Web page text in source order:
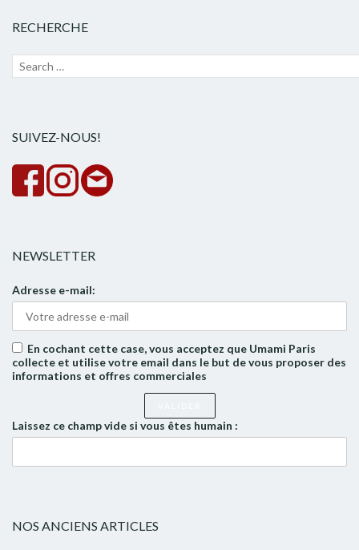
RECHERCHE
Recherche
SUIVEZ-NOUS!
NEWSLETTER
Adresse e-mail:
En cochant cette case, vous acceptez que Umami Paris
collecte et utilise votre email dans le but de vous proposer des
informations et offres commerciales
Laissez ce champ vide si vous êtes humain :
NOS ANCIENS ARTICLES